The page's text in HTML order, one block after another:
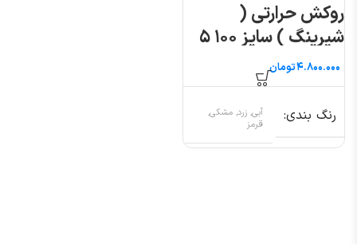
روکش حرارتی (
شیرینگ ) سایز ۱۰۰ ۵
متری
تومان
رنگ بندی
آبی, زرد, مشکی,
قرمز